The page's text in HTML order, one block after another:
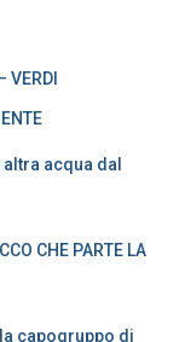
VERDI
acqua dal
CHE PARTE LA
capogruppo di